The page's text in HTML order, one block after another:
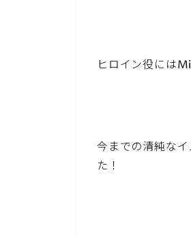
ヒロイン役には
今までの清純な
た！